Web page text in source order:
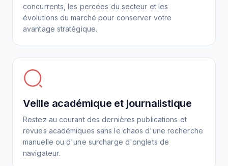
concurrents, les percées du secteur et les
évolutions du marché pour conserver votre
avantage stratégique.
Veille académique et journalistique
Restez au courant des dernières publications et
revues académiques sans le chaos d'une recherche
manuelle ou d'une surcharge d'onglets de
navigateur.